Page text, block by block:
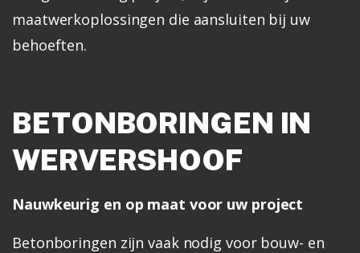
maatwerkoplossingen die aansluiten bij uw
behoeften.
BETONBORINGEN IN
WERVERSHOOF
Nauwkeurig en op maat voor uw project
Betonboringen zijn vaak nodig voor bouw- en